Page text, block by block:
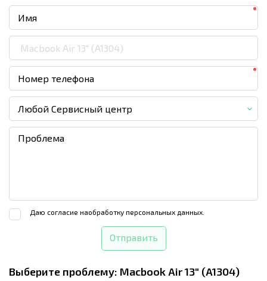
Любой Сервисный центр
Даю согласие наобработку персональных данных.
Отправить
Выберите проблему: Macbook Air 13" (A1304)